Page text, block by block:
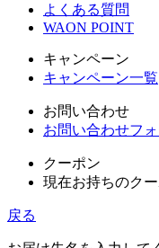
よくある質問
WAON POINT
キャンペーン
キャンペーン一覧
お問い合わせ
お問い合わせフ
クーポン
現在お持ちのク
戻る